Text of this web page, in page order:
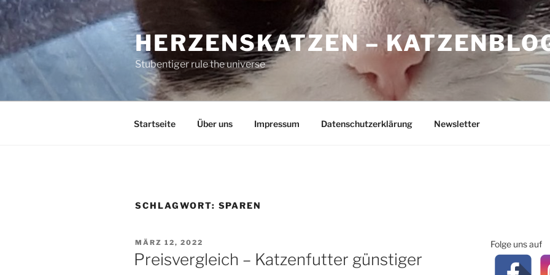
Zum
Inhalt
springen
HERZENSKATZEN –
Stubentiger rule the universe
Startseite Über uns Impressum Datenschutzerklärung Newsletter
SCHLAGWORT: SPAREN
VERÖFFENTLICHT
AM
MÄRZ 12, 2022
Preisvergleich – Katzenfutter günstiger
Folge uns auf